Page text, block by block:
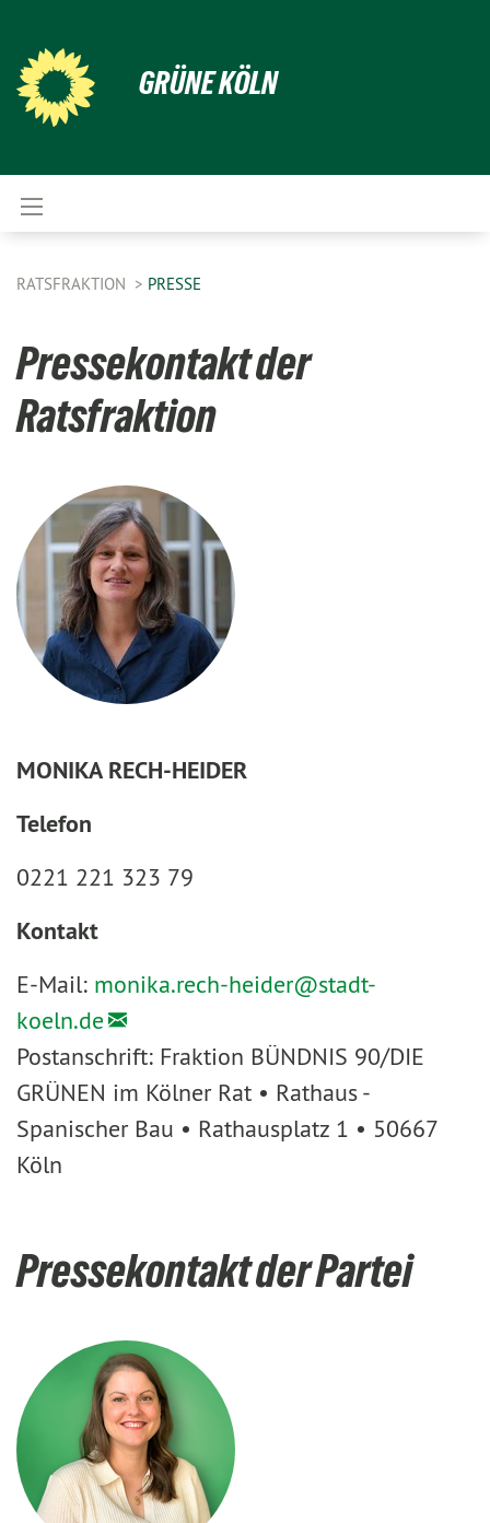
GRÜNE KÖLN
RATSFRAKTION PRESSE
Pressekontakt der
Ratsfraktion
MONIKA RECH-HEIDER
Telefon
0221 221 323 79
Kontakt
E-Mail: monika.rech-heider@stadt-
koeln.de
Postanschrift: Fraktion BÜNDNIS 90/DIE
GRÜNEN im Kölner Rat • Rathaus -
Spanischer Bau • Rathausplatz 1 • 50667
Köln
Pressekontakt der Partei